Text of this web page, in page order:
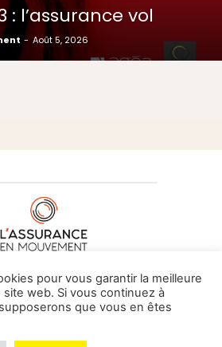
: l’assurance vol
- Août 5, 2026
DE NOUS•CONTACT
-By Vovoxx Média
pour vous garantir la meilleure
web. Si vous continuez à
que vous en êtes